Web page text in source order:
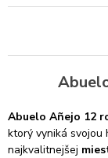
Abuelo Añejo 12
ktorý vyniká svojou
najkvalitnejšej